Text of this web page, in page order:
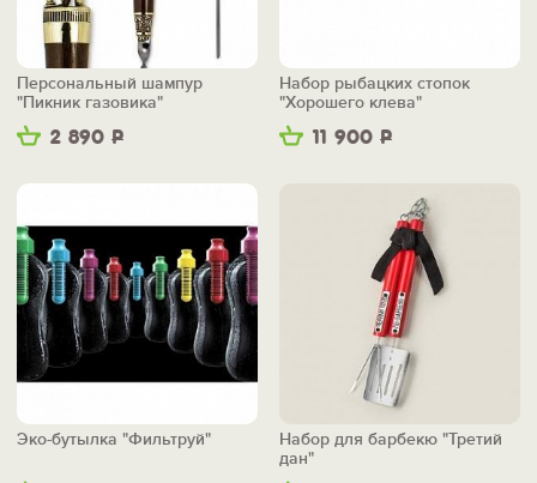
2 890 Р
Персональный шампур
"Пикник газовика"
11 900 Р
Набор рыбацких стопок
"Хорошего клева"
Эко-бутылка "Фильтруй"
Набор для барбекю "Третий
дан"